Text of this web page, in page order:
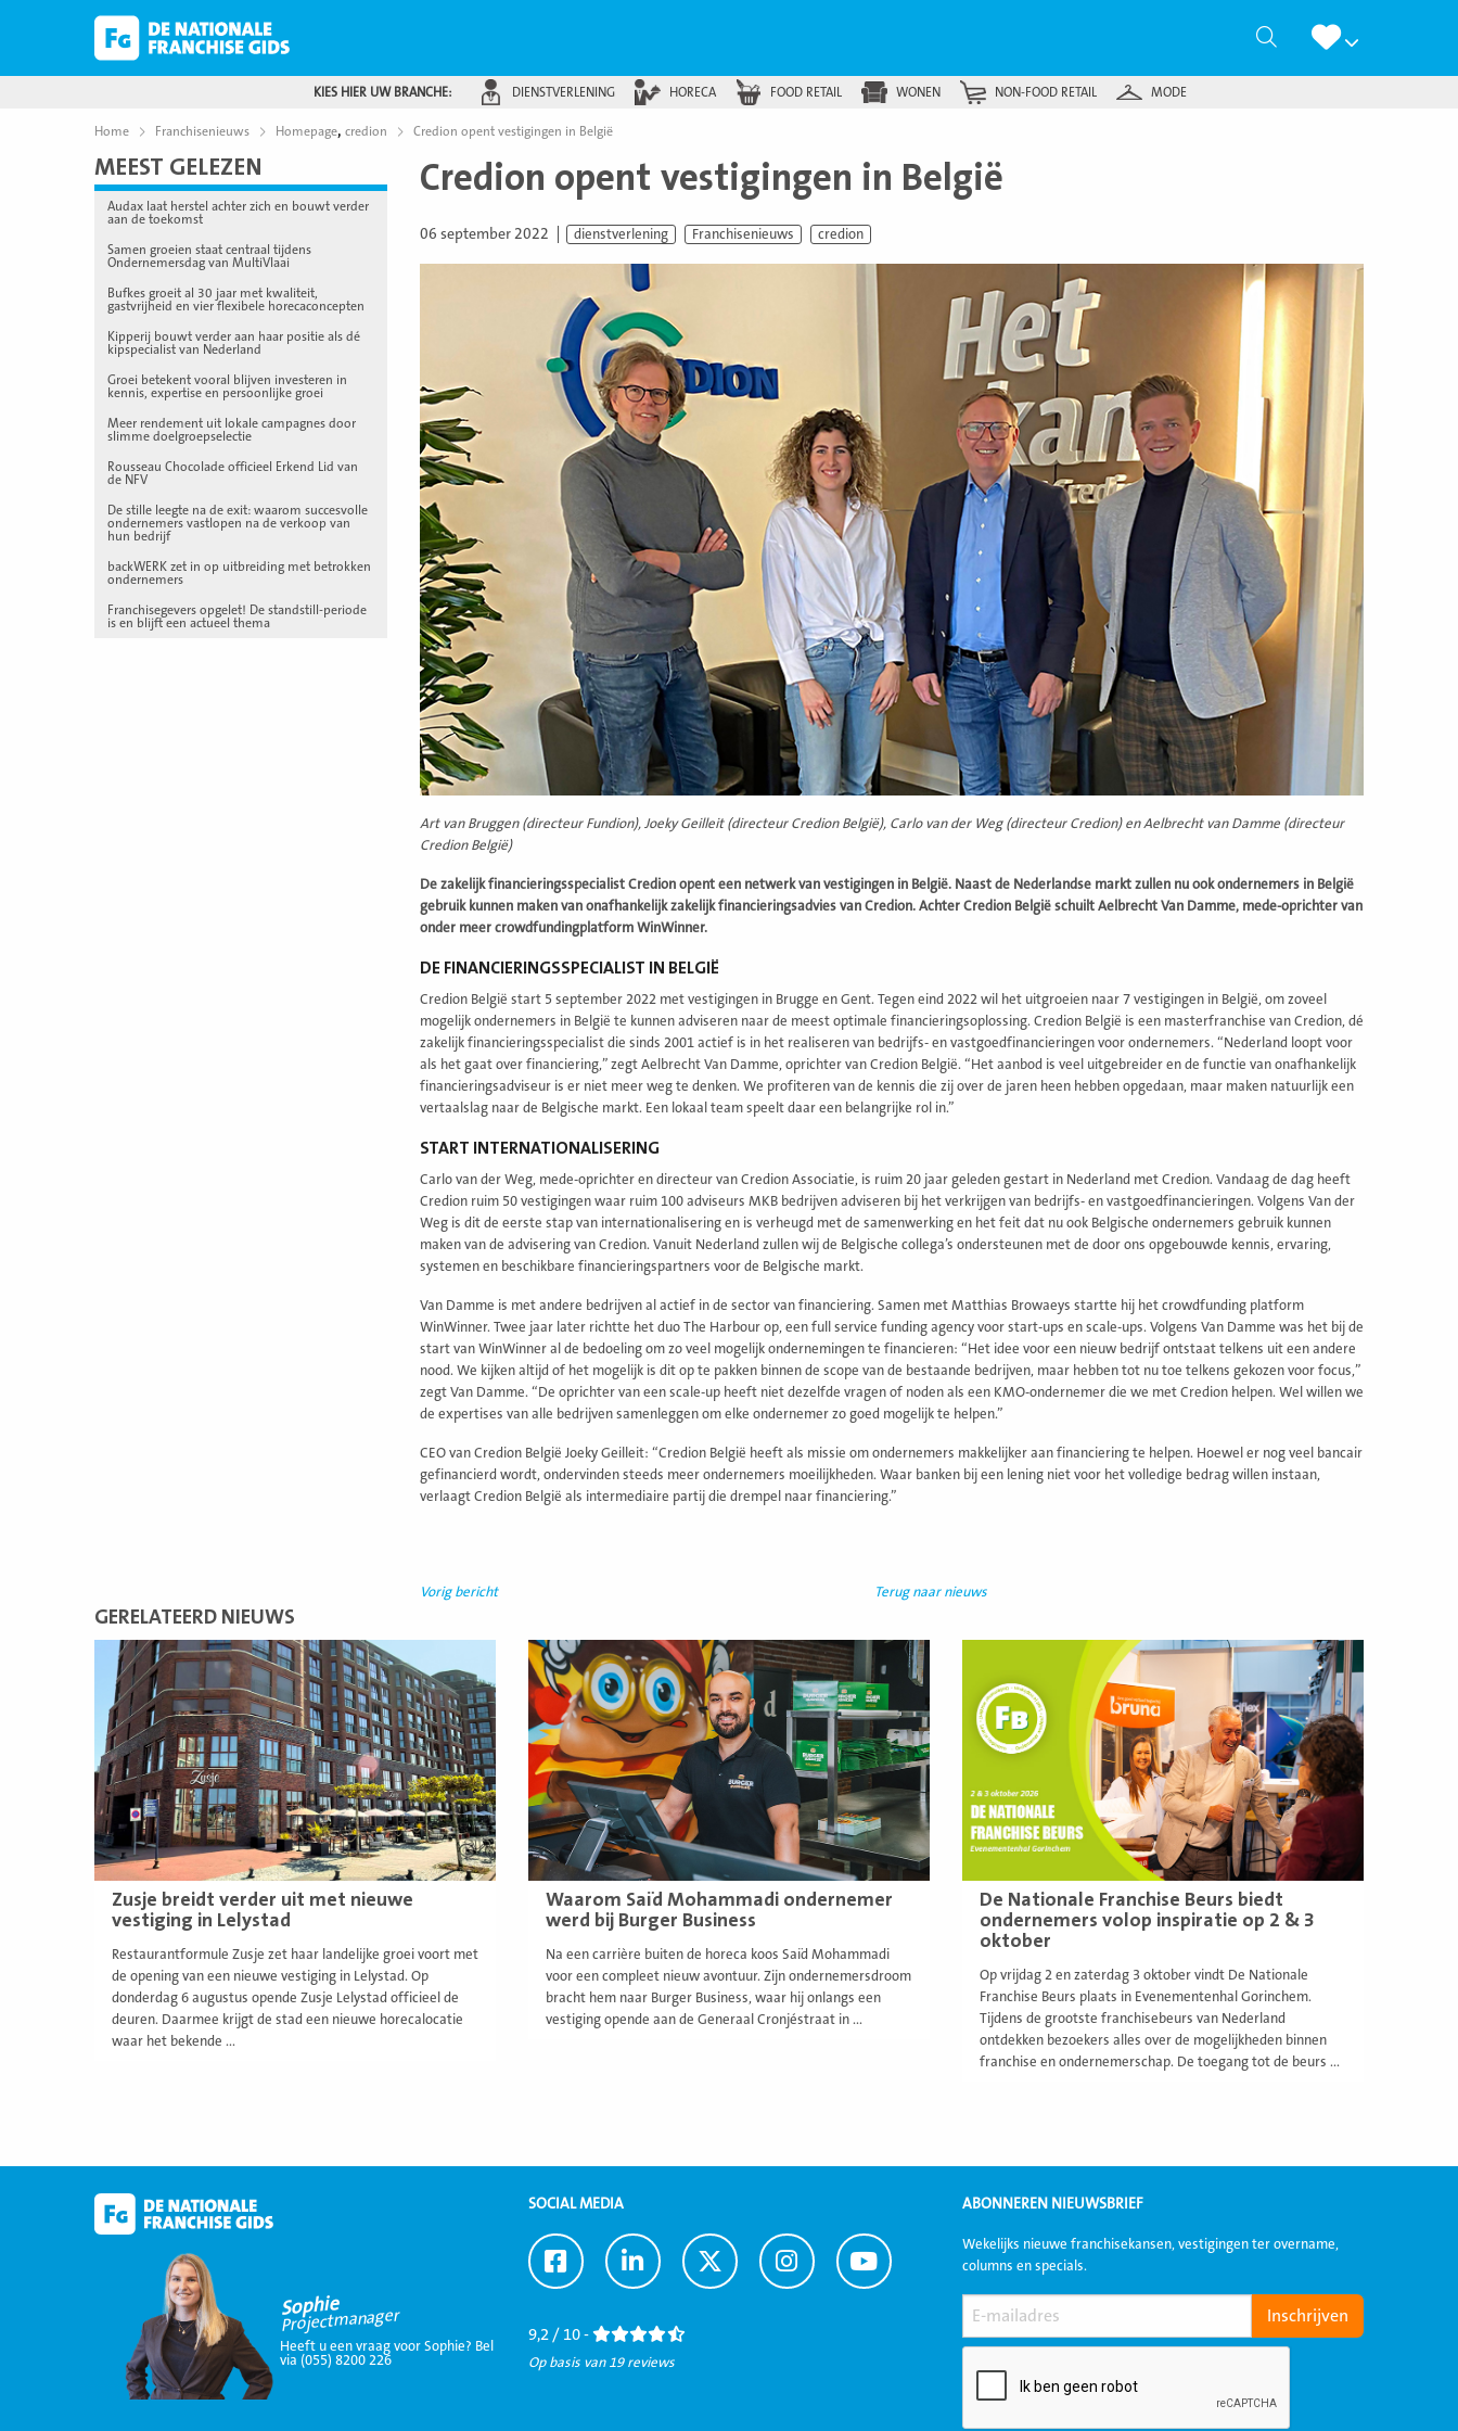
Zoeken
KIES HIER UW BRANCHE: DIENSTVERLENING HORECA FOOD RETAIL WONEN NON-FOOD RETAIL MODE
Home Franchisenieuws Homepage, credion Credion opent vestigingen in België
MEEST GELEZEN
Audax laat herstel achter zich en bouwt verder
aan de toekomst
Samen groeien staat centraal tijdens
Ondernemersdag van MultiVlaai
Bufkes groeit al 30 jaar met kwaliteit,
gastvrijheid en vier flexibele horecaconcepten
Kipperij bouwt verder aan haar positie als dé
kipspecialist van Nederland
Groei betekent vooral blijven investeren in
kennis, expertise en persoonlijke groei
Meer rendement uit lokale campagnes door
slimme doelgroepselectie
Rousseau Chocolade officieel Erkend Lid van
de NFV
De stille leegte na de exit: waarom succesvolle
ondernemers vastlopen na de verkoop van
hun bedrijf
backWERK zet in op uitbreiding met betrokken
ondernemers
Franchisegevers opgelet! De standstill-periode
is en blijft een actueel thema
Credion opent vestigingen in België
06 september 2022 dienstverlening Franchisenieuws credion
Art van Bruggen (directeur Fundion), Joeky Geilleit (directeur Credion België), Carlo van der Weg (directeur Credion) en Aelbrecht van Damme (directeur
Credion België)
De zakelijk financieringsspecialist Credion opent een netwerk van vestigingen in België. Naast de Nederlandse markt zullen nu ook ondernemers in België
gebruik kunnen maken van onafhankelijk zakelijk financieringsadvies van Credion. Achter Credion België schuilt Aelbrecht Van Damme, mede-oprichter van
onder meer crowdfundingplatform WinWinner.
DE FINANCIERINGSSPECIALIST IN BELGIË
Credion België start 5 september 2022 met vestigingen in Brugge en Gent. Tegen eind 2022 wil het uitgroeien naar 7 vestigingen in België, om zoveel
mogelijk ondernemers in België te kunnen adviseren naar de meest optimale financieringsoplossing. Credion België is een masterfranchise van Credion, dé
zakelijk financieringsspecialist die sinds 2001 actief is in het realiseren van bedrijfs- en vastgoedfinancieringen voor ondernemers. “Nederland loopt voor
als het gaat over financiering,” zegt Aelbrecht Van Damme, oprichter van Credion België. “Het aanbod is veel uitgebreider en de functie van onafhankelijk
financieringsadviseur is er niet meer weg te denken. We profiteren van de kennis die zij over de jaren heen hebben opgedaan, maar maken natuurlijk een
vertaalslag naar de Belgische markt. Een lokaal team speelt daar een belangrijke rol in.”
START INTERNATIONALISERING
Carlo van der Weg, mede-oprichter en directeur van Credion Associatie, is ruim 20 jaar geleden gestart in Nederland met Credion. Vandaag de dag heeft
Credion ruim 50 vestigingen waar ruim 100 adviseurs MKB bedrijven adviseren bij het verkrijgen van bedrijfs- en vastgoedfinancieringen. Volgens Van der
Weg is dit de eerste stap van internationalisering en is verheugd met de samenwerking en het feit dat nu ook Belgische ondernemers gebruik kunnen
maken van de advisering van Credion. Vanuit Nederland zullen wij de Belgische collega’s ondersteunen met de door ons opgebouwde kennis, ervaring,
systemen en beschikbare financieringspartners voor de Belgische markt.
Van Damme is met andere bedrijven al actief in de sector van financiering. Samen met Matthias Browaeys startte hij het crowdfunding platform
WinWinner. Twee jaar later richtte het duo The Harbour op, een full service funding agency voor start-ups en scale-ups. Volgens Van Damme was het bij de
start van WinWinner al de bedoeling om zo veel mogelijk ondernemingen te financieren: “Het idee voor een nieuw bedrijf ontstaat telkens uit een andere
nood. We kijken altijd of het mogelijk is dit op te pakken binnen de scope van de bestaande bedrijven, maar hebben tot nu toe telkens gekozen voor focus,”
zegt Van Damme. “De oprichter van een scale-up heeft niet dezelfde vragen of noden als een KMO-ondernemer die we met Credion helpen. Wel willen we
de expertises van alle bedrijven samenleggen om elke ondernemer zo goed mogelijk te helpen.”
CEO van Credion België Joeky Geilleit: “Credion België heeft als missie om ondernemers makkelijker aan financiering te helpen. Hoewel er nog veel bancair
gefinancierd wordt, ondervinden steeds meer ondernemers moeilijkheden. Waar banken bij een lening niet voor het volledige bedrag willen instaan,
verlaagt Credion België als intermediaire partij die drempel naar financiering.”
Vorig bericht Terug naar nieuws
GERELATEERD NIEUWS
Zusje breidt verder uit met nieuwe
vestiging in Lelystad
Restaurantformule Zusje zet haar landelijke groei voort met
de opening van een nieuwe vestiging in Lelystad. Op
donderdag 6 augustus opende Zusje Lelystad officieel de
deuren. Daarmee krijgt de stad een nieuwe horecalocatie
waar het bekende ...
Lees
meer
Waarom Saïd Mohammadi ondernemer
werd bij Burger Business
Na een carrière buiten de horeca koos Saïd Mohammadi
voor een compleet nieuw avontuur. Zijn ondernemersdroom
bracht hem naar Burger Business, waar hij onlangs een
vestiging opende aan de Generaal Cronjéstraat in ...
Lees
meer
De Nationale Franchise Beurs biedt
ondernemers volop inspiratie op 2 & 3
oktober
Op vrijdag 2 en zaterdag 3 oktober vindt De Nationale
Franchise Beurs plaats in Evenementenhal Gorinchem.
Tijdens de grootste franchisebeurs van Nederland
ontdekken bezoekers alles over de mogelijkheden binnen
franchise en ondernemerschap. De toegang tot de beurs ...
Sophie
Projectmanager
Heeft u een vraag voor Sophie? Bel
via (055) 8200 226
SOCIAL MEDIA
Ga
naar
Ga
naar
Ga
naar
Ga
naar
Ga
naar
9,2 / 10 -
Op basis van 19 reviews
ABONNEREN NIEUWSBRIEF
Wekelijks nieuwe franchisekansen, vestigingen ter overname,
columns en specials.